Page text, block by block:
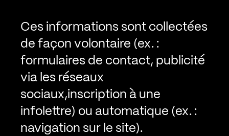
Ces informations sont collectées
de façon volontaire (ex. :
formulaires de contact, publicité
via les réseaux
sociaux,inscription à une
infolettre) ou automatique (ex. :
navigation sur le site).